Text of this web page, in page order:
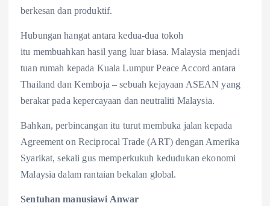
berkesan dan produktif.
Hubungan hangat antara kedua-dua tokoh
itu membuahkan hasil yang luar biasa. Malaysia menjadi
tuan rumah kepada Kuala Lumpur Peace Accord antara
Thailand dan Kemboja – sebuah kejayaan ASEAN yang
berakar pada kepercayaan dan neutraliti Malaysia.
Bahkan, perbincangan itu turut membuka jalan kepada
Agreement on Reciprocal Trade (ART) dengan Amerika
Syarikat, sekali gus memperkukuh kedudukan ekonomi
Malaysia dalam rantaian bekalan global.
Sentuhan manusiawi Anwar